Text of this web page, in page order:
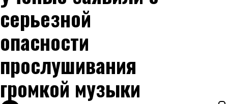
серьезной
опасности
прослушивания
громкой музыки